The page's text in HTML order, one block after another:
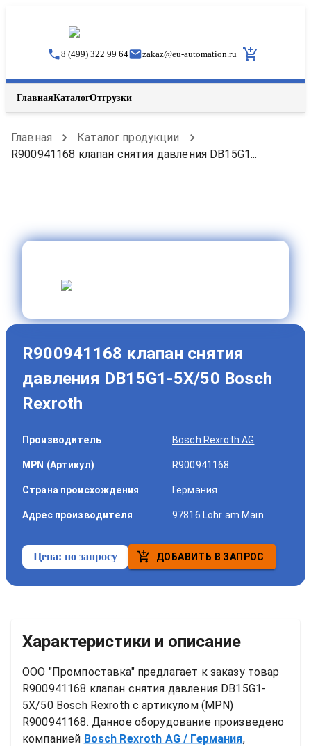
8 (499) 322 99 64 zakaz@eu-automation.ru
ГлавнаяКаталогОтгрузки
Главная
Каталог продукции
R900941168 клапан снятия давления DB15G1...
R900941168 клапан снятия
давления DB15G1-5X/50 Bosch
Rexroth
Производитель Bosch Rexroth AG
MPN (Артикул) R900941168
Страна происхождения Германия
Адрес производителя 97816 Lohr am Main
Цена: по запросу ДОБАВИТЬ В ЗАПРОС
Характеристики и описание
ООО "Промпоставка" предлагает к заказу товар
R900941168 клапан снятия давления DB15G1-
5X/50 Bosch Rexroth
R900941168. Данное оборудование произведено
компанией Bosch Rexroth AG / Германия,